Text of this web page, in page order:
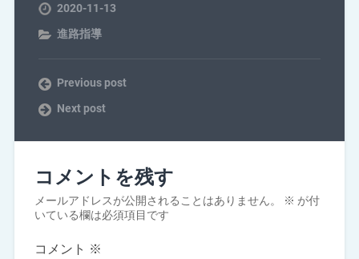
2020-11-13
進路指導
Previous post
Next post
コメントを残す
メールアドレスが公開されることはありません。 ※ が付
いている欄は必須項目です
コメント ※